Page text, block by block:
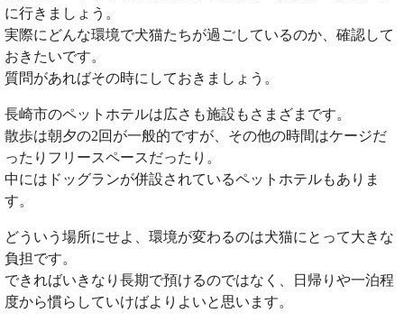
に行きましょう。
実際にどんな環境で犬猫たちが過ごしているのか、確認して
おきたいです。
質問があればその時にしておきましょう。
長崎市のペットホテルは広さも施設もさまざまです。
散歩は朝夕の2回が一般的ですが、その他の時間はケージだ
ったりフリースペースだったり。
中にはドッグランが併設されているペットホテルもありま
す。
どういう場所にせよ、環境が変わるのは犬猫にとって大きな
負担です。
できればいきなり長期で預けるのではなく、日帰りや一泊程
度から慣らしていけばよりよいと思います。